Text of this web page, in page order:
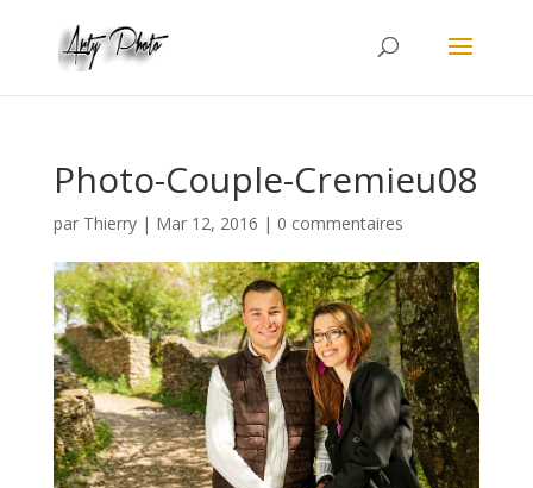
Photo-Couple-Cremieu08
par Thierry| Mar 12, 2016 | 0 commentaires